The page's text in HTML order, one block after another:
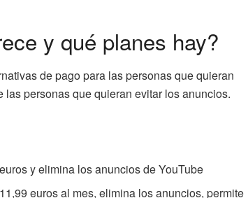
y qué planes hay?
de pago para las personas que quieran
personas que quieran evitar los anuncios.
y elimina los anuncios de YouTube
euros al mes, elimina los anuncios, permite